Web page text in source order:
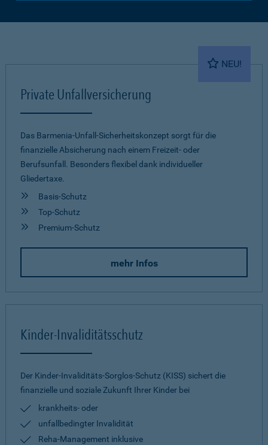
NEU!
Private Unfallversicherung
Das Barmenia-Unfall-Sicherheitskonzept sorgt für die
finanzielle Absicherung nach einem Freizeit- oder
Berufsunfall. Besonders flexibel dank individueller
Gliedertaxe.
Basis-Schutz
Top-Schutz
Premium-Schutz
mehr Infos
Kinder-Invaliditätsschutz
Der Kinder-Invaliditäts-Sorglos-Schutz (KISS) sichert die
finanzielle und soziale Zukunft Ihrer Kinder bei
krankheits- oder
unfallbedingter Invalidität
Reha-Management inklusive